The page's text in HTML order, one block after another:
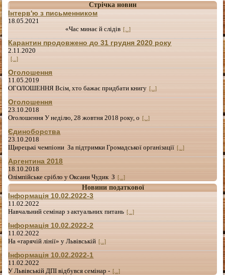
Стрічка новин
Інтерв'ю з письменником
18.05.2021
«Час минає й слідів [...]
Карантин продовжено до 31 грудня 2020 року
2.11.2020
[...]
Оголошення
11.05.2019
ОГОЛОШЕННЯ Всім, хто бажає придбати книгу [...]
Оголошення
23.10.2018
Оголошення У неділю, 28 жовтня 2018 року, о [...]
Єдиноборства
23.10.2018
Щирецькі чемпіони За підтримки Громадської організації [...]
Аргентина 2018
18.10.2018
Олімпійське срібло у Оксани Чудик З [...]
Новини податкової
Інформація 10.02.2022-3
11.02.2022
Навчальний семінар з актуальних питань [...]
Інформація 10.02.2022-2
11.02.2022
На «гарячій лінії» у Львівській [...]
Інформація 10.02.2022-1
11.02.2022
У Львівській ДПІ відбувся семінар - [...]